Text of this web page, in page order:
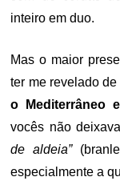
inteiro em duo.
Mas o maior
ter me revelado
o Mediterrâneo
vocês não
de aldeia”
especialmente a